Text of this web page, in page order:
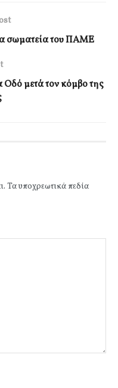
σωματεία του ΠΑΜΕ
μετά τον κόμβο της
Τα υποχρεωτικά πεδία